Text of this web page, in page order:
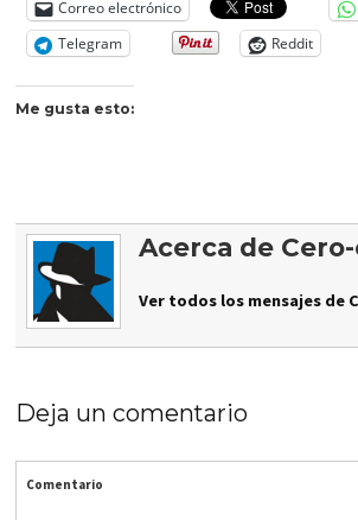
Correo electrónico
Telegram
Reddit
Me gusta esto:
Acerca de
Ver todos los mensajes de
Deja un comentario
Comentario